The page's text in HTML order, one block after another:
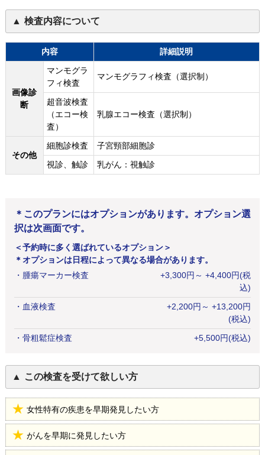
検査内容について
内容 詳細説明
画像診
断
マンモグラ
フィ検査
マンモグラフィ検査（選択制）
超音波検査
（エコー検
査）
乳腺エコー検査（選択制）
その他
細胞診検査
子宮頸部細胞診
視診、触診
乳がん：視触診
＊このプランにはオプションがあります。オプション選
択は次画面です。
＜予約時に多く選ばれているオプション＞
＊オプションは日程によって異なる場合があります。
・ 腫瘍マーカー検査 +3,300円 ～ +4,400円(税
込)
・ 血液検査 +2,200円 ～ +13,200円
(税込)
・ 骨粗鬆症検査 +5,500円(税込)
この検査を受けて欲しい方
女性特有の疾患を早期発見したい方
がんを早期に発見したい方